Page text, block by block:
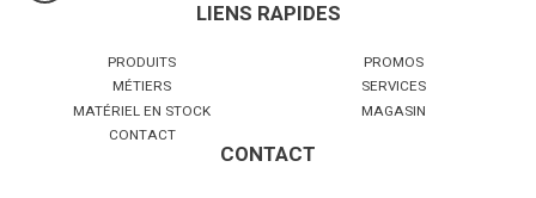
LIENS RAPIDES
PRODUITS
PROMOS
MÉTIERS
SERVICES
MATÉRIEL EN STOCK
MAGASIN
CONTACT
CONTACT